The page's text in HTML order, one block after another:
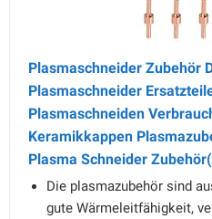
Plasmaschneider Zubehör
Plasmaschneider
Plasmaschneiden
Keramikkappen
Plasma Schneider
Die plasmazubehör sind
gute Wärmeleitfähigkeit,